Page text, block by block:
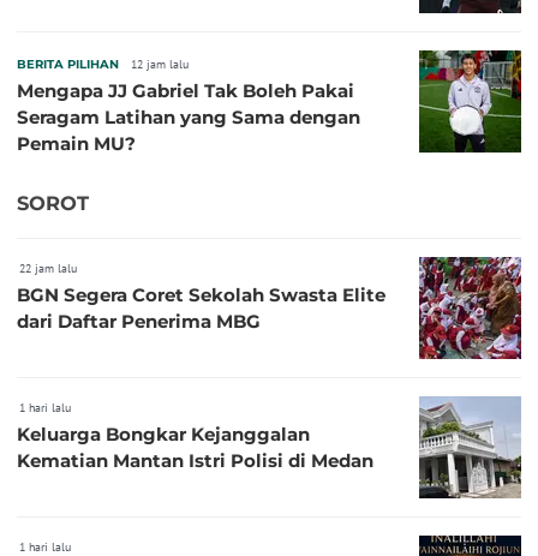
BERITA PILIHAN 12 jam lalu
Mengapa JJ Gabriel Tak Boleh Pakai
Seragam Latihan yang Sama dengan
Pemain MU?
SOROT
22 jam lalu
BGN Segera Coret Sekolah Swasta Elite
dari Daftar Penerima MBG
1 hari lalu
Keluarga Bongkar Kejanggalan
Kematian Mantan Istri Polisi di Medan
1 hari lalu